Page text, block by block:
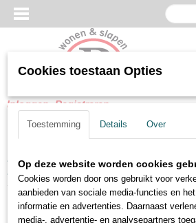
Inloggen Registreren
Home > Matrassen Kinder
Peutermatrassen - 70x140x10 cm Comfort
Cookies toestaan Opties
Toestemming Details Over
Op deze website worden cookies
Cookies worden door ons gebruikt voor
aanbieden van sociale media-functies en
informatie en advertenties. Daarnaast
media-, advertentie- en analysepartners